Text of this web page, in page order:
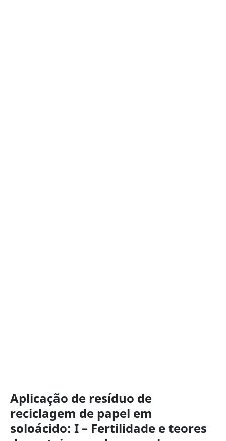
Aplicação de resíduo de
reciclagem de papel em
soloácido: I – Fertilidade e teores